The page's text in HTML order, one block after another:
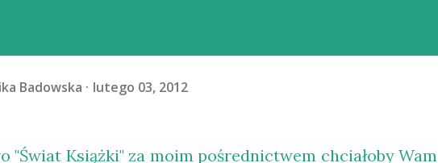
Badowska lutego 03, 2012
"Świat Książki" za moim pośrednictwem chciałoby Wam